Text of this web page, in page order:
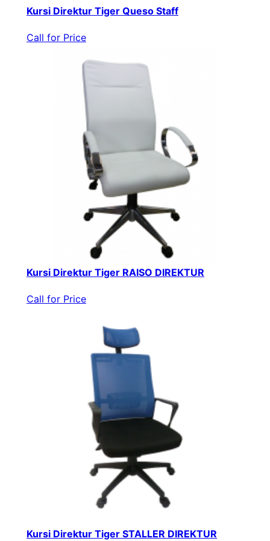
Kursi Direktur Tiger Queso Staff
Call for Price
Kursi Direktur Tiger RAISO DIREKTUR
Call for Price
Kursi Direktur Tiger STALLER DIREKTUR